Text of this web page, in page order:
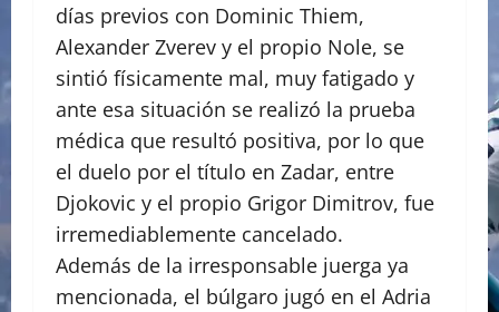
días previos con Dominic Thiem,
Alexander Zverev y el propio Nole, se
sintió físicamente mal, muy fatigado y
ante esa situación se realizó la prueba
médica que resultó positiva, por lo que
el duelo por el título en Zadar, entre
Djokovic y el propio Grigor Dimitrov, fue
irremediablemente cancelado.
Además de la irresponsable juerga ya
mencionada, el búlgaro jugó en el Adria